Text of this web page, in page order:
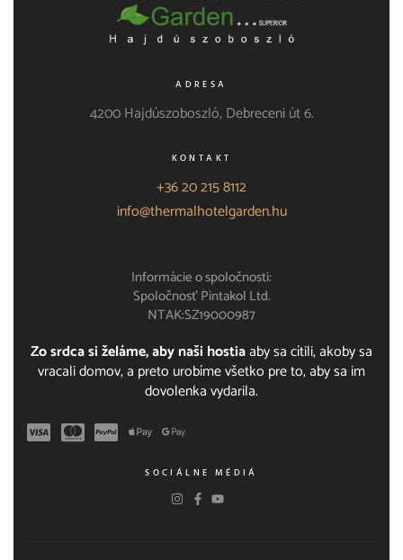
ADRESA
4200 Hajdúszoboszló, Debreceni út 6.
KONTAKT
+36 20 215 8112
info@thermalhotelgarden.hu
Informácie o spoločnosti:
Spoločnosť Pintakol Ltd.
NTAK:SZ19000987
Zo srdca si želáme, aby naši hostiaaby sa cítili, akoby sa
vracali domov, a preto urobíme všetko pre to, aby sa im
dovolenka vydarila.
SOCIÁLNE MÉDIÁ